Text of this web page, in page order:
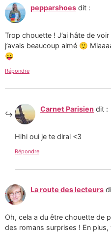
pepparshoes dit :
Trop chouette ! J’ai hâte de
j’avais beaucoup aimé 🙂
😛
Répondre
Carnet Parisien dit :
Hihi oui je te dirai <3
Répondre
La route des lecteurs
Oh, cela a du être chouette de
des romans surprises ! En